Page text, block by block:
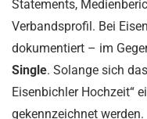
Statements,
Verbandsprofil. Bei
dokumentiert – im
Single. Solange sich
Eisenbichler Hochzeit“
gekennzeichnet werden.